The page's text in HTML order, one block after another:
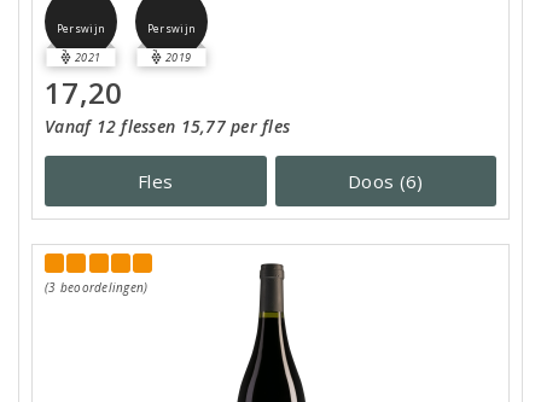
Perswijn
2021
Perswijn
2019
17,20
Vanaf 12 flessen 15,77 per fles
Fles Doos (6)
(3 beoordelingen)